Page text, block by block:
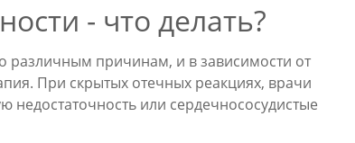
- что делать?
различным причинам, и в зависимости от
При скрытых отечных реакциях, врачи
недостаточность или сердечнососудистые